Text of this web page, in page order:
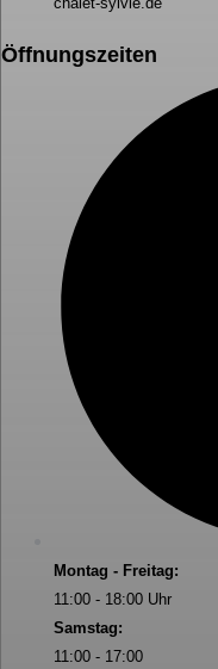
Öffnungszeiten
Montag - Freitag:
11:00 - 18:00 Uhr
Samstag:
11:00 - 17:00